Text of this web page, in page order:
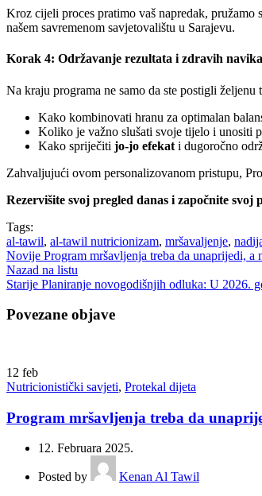
Kroz cijeli proces pratimo vaš napredak,
našem savremenom savjetovalištu u Sarajevu.
Korak 4: Održavanje rezultata i zdravih navika
Na kraju programa ne samo da ste postigli željenu
Kako kombinovati hranu za optimalan
Koliko je važno slušati svoje tijelo i unositi
Kako spriječiti jo-jo efekat i dugoročno
Zahvaljujući ovom personalizovanom pristupu,
Rezervišite svoj pregled danas i započnite svoj
Tags:
al-tawil, al-tawil nutricionizam, mršavaljenje,
Novije Program mršavljenja treba da unaprijedi, a
Nazad na listu
Starije Planiranje novogodišnjih odluka: U 2026.
Povezane objave
12 feb
Nutricionistički savjeti, Protekal dijeta
Program mršavljenja treba da
12. Februara 2025.
Posted by
Kenan Al Tawil